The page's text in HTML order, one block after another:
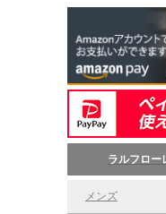
ラルフロー
メンズ